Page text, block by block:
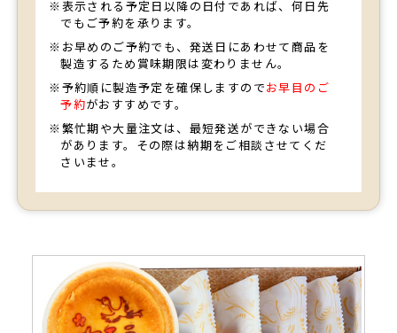
※表示される予定日以降の日付であれば、何日先
でもご予約を承ります。
※お早めのご予約でも、発送日にあわせて商品を
製造するため賞味期限は変わりません。
※予約順に製造予定を確保しますので お早目のご
予約がおすすめです。
※繁忙期や大量注文は、最短発送ができない場合
があります。その際は納期をご相談させてくだ
さいませ。